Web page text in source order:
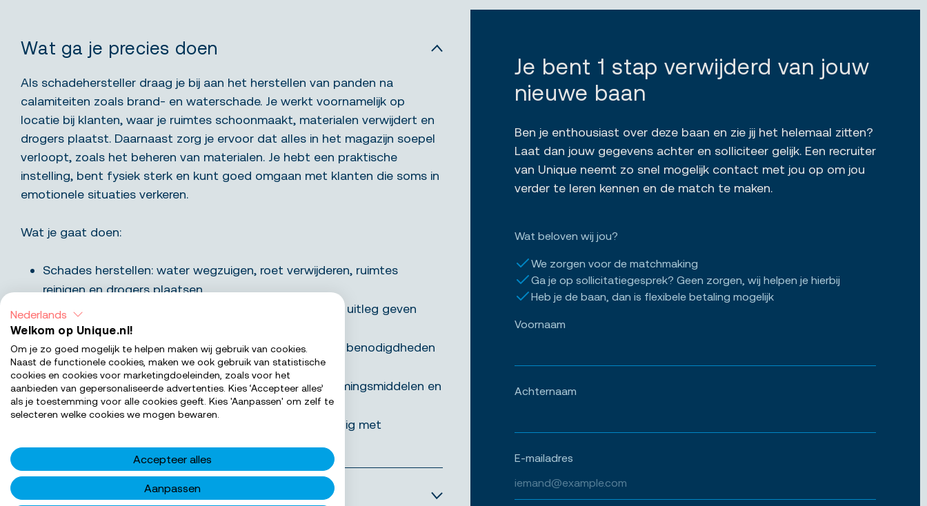
Wat ga je precies doen
Als schadehersteller draag je bij aan het herstellen van panden na
calamiteiten zoals brand- en waterschade. Je werkt voornamelijk op
locatie bij klanten, waar je ruimtes schoonmaakt, materialen verwijdert en
drogers plaatst. Daarnaast zorg je ervoor dat alles in het magazijn soepel
verloopt, zoals het beheren van materialen. Je hebt een praktische
instelling, bent fysiek sterk en kunt goed omgaan met klanten die soms in
emotionele situaties verkeren.
Wat je gaat doen:
Schades herstellen: water wegzuigen, roet verwijderen, ruimtes
reinigen en drogers plaatsen.
Klanten ondersteunen: empathisch communiceren en uitleg geven
over de werkzaamheden.
Materialen beheren: inladen, reinigen en aanvullen van benodigdheden
in het magazijn.
Veilig werken: gebruikmaken van persoonlijke beschermingsmiddelen en
hulpmiddelen.
Samenwerken: in kleine teams op locatie of zelfstandig met
Wat bieden we jou
Je bent 1 stap verwijderd van jouw
nieuwe baan
Ben je enthousiast over deze baan en zie jij het helemaal zitten?
Laat dan jouw gegevens achter en solliciteer gelijk. Een recruiter
van Unique neemt zo snel mogelijk contact met jou op om jou
verder te leren kennen en de match te maken.
Wat beloven wij jou?
We zorgen voor de matchmaking
Ga je op sollicitatiegesprek? Geen zorgen, wij helpen je hierbij
Heb je de baan, dan is flexibele betaling mogelijk
Voornaam
Achternaam
E-mailadres
Nederlands
Welkom op Unique.nl!
Om je zo goed mogelijk te helpen maken wij gebruik van cookies.
Naast de functionele cookies, maken we ook gebruik van statistische
cookies en cookies voor marketingdoeleinden, zoals voor het
aanbieden van gepersonaliseerde advertenties. Kies ‘Accepteer alles’
als je toestemming voor alle cookies geeft. Kies 'Aanpassen' om zelf te
selecteren welke cookies we mogen bewaren.
Accepteer alles
Aanpassen